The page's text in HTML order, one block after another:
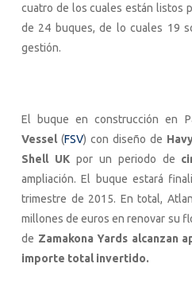
cuatro de los cuales están listos
de 24 buques, de lo cuales 19
gestión.
El buque en construcción en
Vessel (FSV) con diseño de
Shell UK por un periodo de
ampliación. El buque estará
trimestre de 2015. En total,
millones de euros en renovar su
de Zamakona Yards alcanzan
importe total invertido.